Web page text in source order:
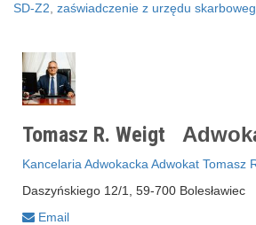
SD-Z2 zaświadczenie z urzędu
Tomasz R. Weigt
Kancelaria Adwokacka Adwokat Tomasz
Daszyńskiego 12/1, 59-700 Bolesławiec
Email